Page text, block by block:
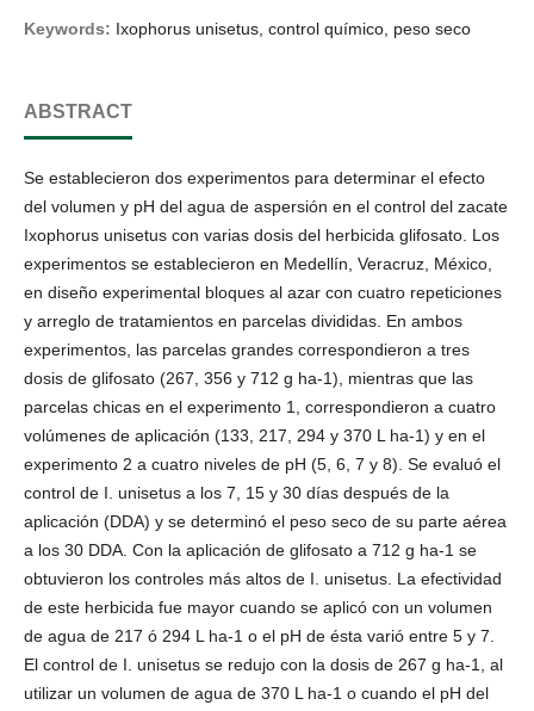
Keywords: Ixophorus unisetus, control químico, peso seco
ABSTRACT
Se establecieron dos experimentos para determinar el efecto
del volumen y pH del agua de aspersión en el control del zacate
Ixophorus unisetus con varias dosis del herbicida glifosato. Los
experimentos se establecieron en Medellín, Veracruz, México,
en diseño experimental bloques al azar con cuatro repeticiones
y arreglo de tratamientos en parcelas divididas. En ambos
experimentos, las parcelas grandes correspondieron a tres
dosis de glifosato (267, 356 y 712 g ha-1), mientras que las
parcelas chicas en el experimento 1, correspondieron a cuatro
volúmenes de aplicación (133, 217, 294 y 370 L ha-1) y en el
experimento 2 a cuatro niveles de pH (5, 6, 7 y 8). Se evaluó el
control de I. unisetus a los 7, 15 y 30 días después de la
aplicación (DDA) y se determinó el peso seco de su parte aérea
a los 30 DDA. Con la aplicación de glifosato a 712 g ha-1 se
obtuvieron los controles más altos de I. unisetus. La efectividad
de este herbicida fue mayor cuando se aplicó con un volumen
de agua de 217 ó 294 L ha-1 o el pH de ésta varió entre 5 y 7.
El control de I. unisetus se redujo con la dosis de 267 g ha-1, al
utilizar un volumen de agua de 370 L ha-1 o cuando el pH del